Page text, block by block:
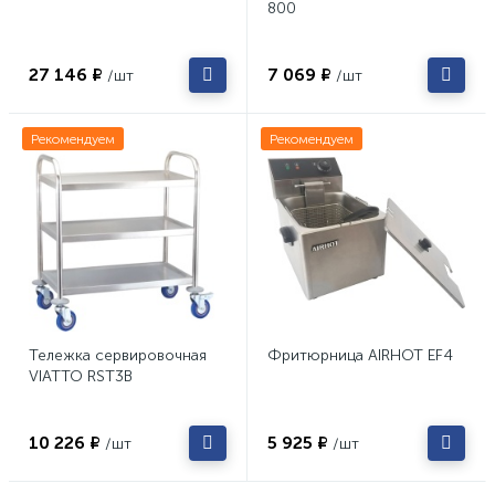
27 146 ₽ /шт
800
7 069 ₽ /шт
Рекомендуем
Тележка сервировочная
VIATTO RST3B
10 226 ₽ /шт
Рекомендуем
Фритюрница AIRHOT EF4
5 925 ₽ /шт